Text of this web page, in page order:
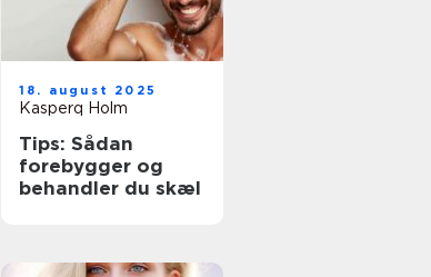
18. august 2025
Kasperq Holm
Tips: Sådan
forebygger og
behandler du skæl